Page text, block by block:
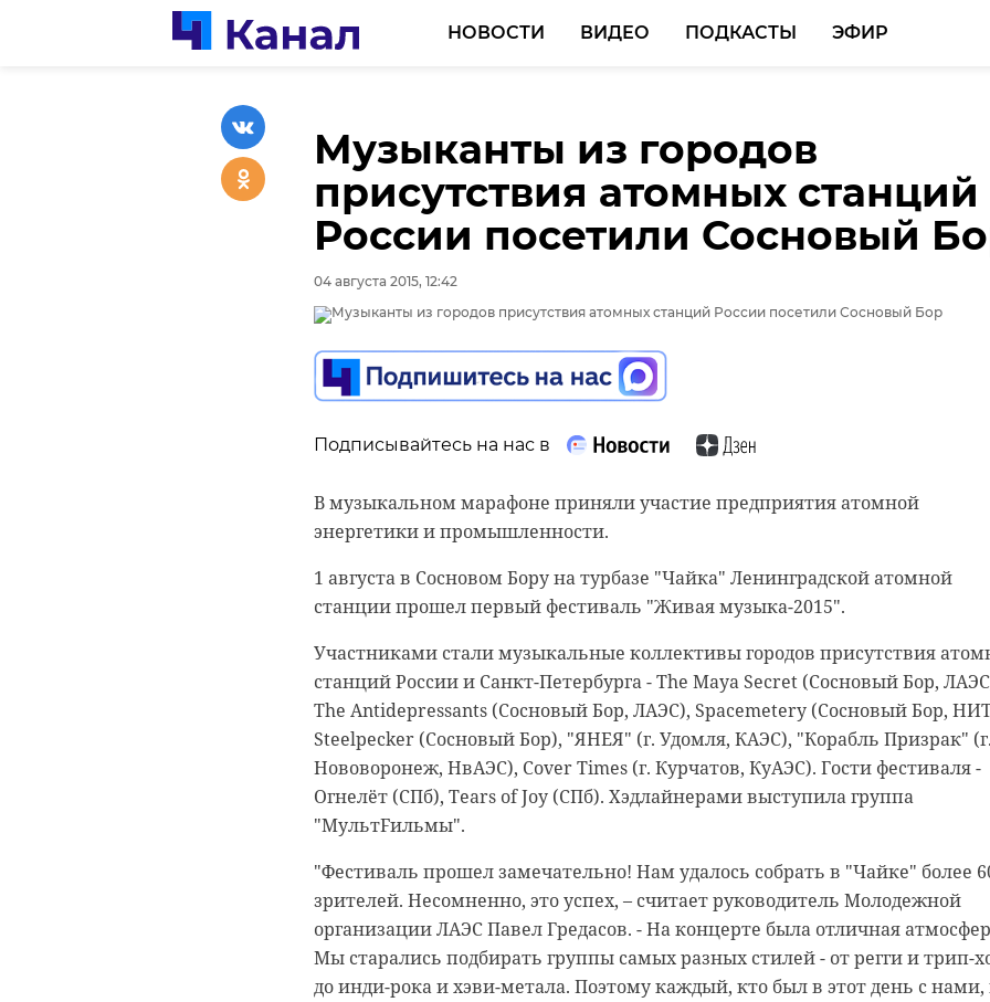
НОВОСТИ ВИДЕО ПОДКАСТЫ ЭФИР
Музыканты из городов
присутствия атомных станций
России посетили Сосновый
04 августа 2015, 12:42
Подписывайтесь на нас в
В музыкальном марафоне приняли участие предприятия атомной
энергетики и промышленности.
1 августа в Сосновом Бору на турбазе "Чайка" Ленинградской атомной
станции прошел первый фестиваль "Живая музыка-2015".
Участниками стали музыкальные коллективы городов присутствия
станций России и Санкт-Петербурга - The Maya Secret (Сосновый Бор,
The Antidepressants (Сосновый Бор, ЛАЭС), Spacemetery (Сосновый Бор,
Steelpecker (Сосновый Бор), "ЯНЕЯ" (г. Удомля, КАЭС), "Корабль Призрак" (г.
Нововоронеж, НвАЭС), Cover Times (г. Курчатов, КуАЭС). Гости фестиваля -
Огнелёт (СПб), Tears of Joy (СПб). Хэдлайнерами выступила группа
"МультFильмы".
"Фестиваль прошел замечательно! Нам удалось собрать в "Чайке" более
зрителей. Несомненно, это успех, – считает руководитель Молодежной
организации ЛАЭС Павел Гредасов. - На концерте была отличная
Мы старались подбирать группы самых разных стилей - от регги и трип-
до инди-рока и хэви-метала. Поэтому каждый, кто был в этот день с нами,
В Белгородской области
журналист спас тонущую
собаку
20 января 2021, 21:06
В Гатчинском районе
добровольцы реставрируют
“особняк с привидениями”
века
18 августа 2020, 16:53